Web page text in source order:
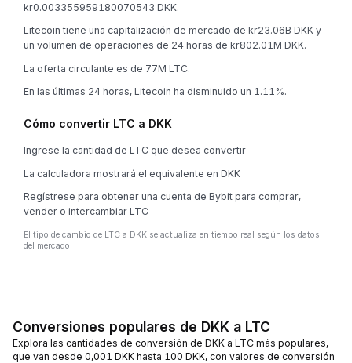
kr0.003355959180070543 DKK.
Litecoin tiene una capitalización de mercado de kr23.06B DKK y
un volumen de operaciones de 24 horas de kr802.01M DKK.
La oferta circulante es de 77M LTC.
En las últimas 24 horas, Litecoin ha disminuido un 1.11%.
Cómo convertir LTC a DKK
Ingrese la cantidad de LTC que desea convertir
La calculadora mostrará el equivalente en DKK
Regístrese para obtener una cuenta de Bybit para comprar,
vender o intercambiar LTC
El tipo de cambio de LTC a DKK se actualiza en tiempo real según los datos
del mercado.
Conversiones populares de DKK a LTC
Explora las cantidades de conversión de DKK a LTC más populares,
que van desde 0,001 DKK hasta 100 DKK, con valores de conversión